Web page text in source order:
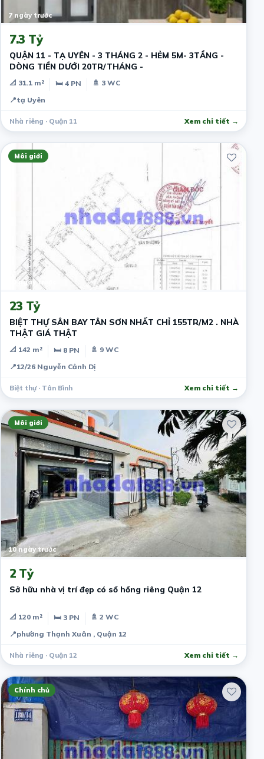
7 ngày trước
7.3 Tỷ
QUẬN 11 - TẠ UYÊN - 3 THÁNG 2 - HẺM 5M- 3TẦNG -
DÒNG TIỀN DƯỚI 20TR/THÁNG -
📐 31.1 m² 🛏 4 PN
🚿 3 WC
📍tạ Uyên
Nhà riêng · Quận 11 Xem chi tiết →
Môi giới
10 ngày trước
23 Tỷ
BIỆT THỰ SÂN BAY TÂN SƠN NHẤT CHỈ 155TR/M2 . NHÀ
THẬT GIÁ THẬT
📐 142 m² 🛏 8 PN
🚿 9 WC
📍12/26 Nguyễn Cảnh Dị
Biệt thự · Tân Bình Xem chi tiết →
Môi giới
10 ngày trước
2 Tỷ
Sở hữu nhà vị trí đẹp có sổ hồng riêng Quận 12
📐 120 m² 🛏 3 PN
🚿 2 WC
📍phường Thạnh Xuân , Quận 12
Nhà riêng · Quận 12 Xem chi tiết →
Chính chủ